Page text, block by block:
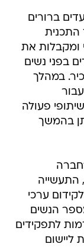
ברורים
התכנית
ומקבלות את
בפני נשים
במהלך
פעולה
בהמשך
התעשייה
ערכי
הנשים
לתפקידים
ליישום